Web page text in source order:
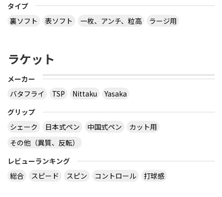
タイプ
裏ソフト
表ソフト 一枚、アンチ、粒高 ラージ用
ラケット
メーカー
バタフライ
TSP Nittaku
Yasaka
グリップ
シェーク
日本式ペン 中国式ペン
カット用
その他（異質、反転）
レビューランキング
総合
スピード スピン コントロール 打球感